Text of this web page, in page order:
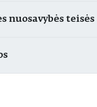
nuosavybės teisės